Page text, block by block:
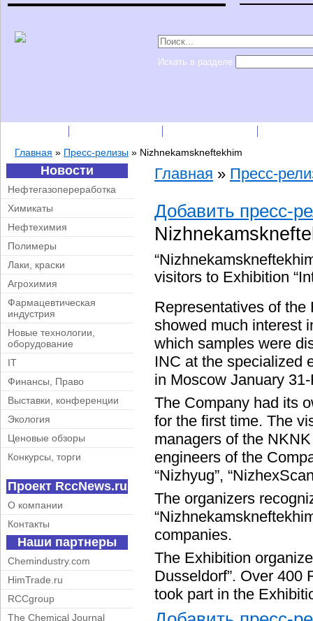
Искать в разделе
Главная » Пресс-релизы » Nizhnekamskneftekhim
Новости
Нефтегазопереработка
Химикаты
Нефтехимия
Полимеры
Лаки, краски
Агрохимия
Фармацевтическая
индустрия
Новые технологии,
оборудование
IT
Финансы, Право
Выставки, конференции
Экология
Ценовые обзоры
Конкурсы, торги
Проект RccNews.ru
О компании
Контакты
Наши партнеры
Chemindustry.com
HimTrade.ru
RCCgroup
The Chemical Journal
Главная » Пресс-
Добавить пресс-
visitors to Exhibition
Representatives of
showed much interest
which samples were
INC at the specialized
in Moscow January
The Company had its
for the first time. The
managers of the
engineers of the
“Nizhyug”,
The organizers
companies.
The Exhibition
Dusseldorf”. Over 400
took part in the